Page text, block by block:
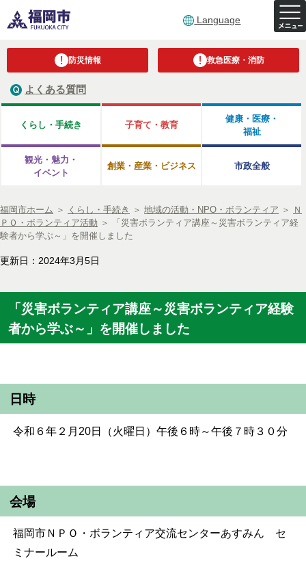
Language
防災情報 救急医療・消防
よくある質問
くらし・手続き 子育て・教育
健康・医療・
福祉
観光・魅力・
イベント
創業・産業・ビジネス 市政全般
福岡市ホーム ＞ くらし・手続き ＞ 地域の活動・NPO・ボランティア ＞
Ｎ
ＰＯ・ボランティア活動 ＞
「災害ボランティア講座～災害ボランティア経
験者から学ぶ～」を開催しました
更新日：2024年3月5日
「災害ボランティア講座～災害ボランティア経験
者から学ぶ～」を開催しました
日時
令和６年２月20日（火曜日）午後６時～午後７時３０分
会場
福岡市ＮＰＯ・ボランティア交流センターあすみん セ
ミナールーム